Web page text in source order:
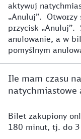
aktywuj
„Anuluj”.
przycisk „Anuluj”.
anulowanie, a w
pomyślnym
Ile mam czasu
natychmiastowe
Bilet zakupiony
180 minut, tj. do 3